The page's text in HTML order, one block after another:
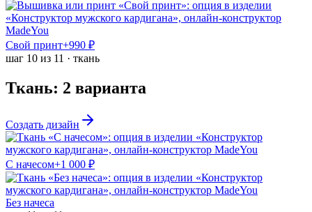
Свой принт+990 ₽
шаг 10 из 11 · ткань
Ткань: 2 варианта
Создать дизайн
С начесом+1 000 ₽
Без начеса